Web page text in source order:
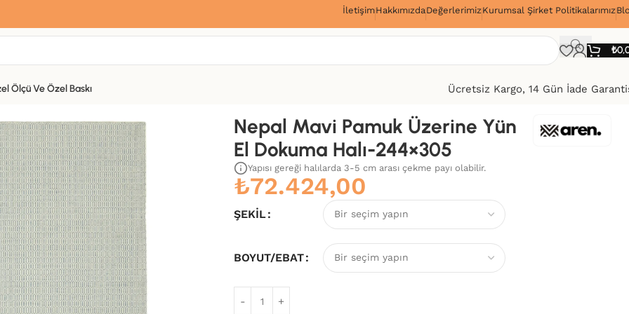
özel hoş geldin hediyemiz var!
Hemen üye ol, ilk siparişinde%10 indirimfırsatını yakala.
İletişimHakkımızdaDeğerlerimizKurumsal Şirket Politikalarımız
₺
Ölçü Ve Özel Baskı
Ücretsiz Kargo, 14 Gün İade
Nepal Mavi Pamuk Üzerine Yün
El Dokuma Halı-244×305
Yapısı gereği halılarda 3-5 cm arası çekme payı olabilir.
₺72.424,00
ŞEKIL
BOYUT/EBAT